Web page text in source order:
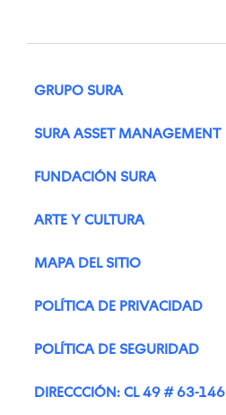
GRUPO SURA
SURA ASSET MANAGEMENT
FUNDACIÓN SURA
ARTE Y CULTURA
MAPA DEL SITIO
POLÍTICA DE PRIVACIDAD
POLÍTICA DE SEGURIDAD
DIRECCCIÓN: CL 49 # 63-146